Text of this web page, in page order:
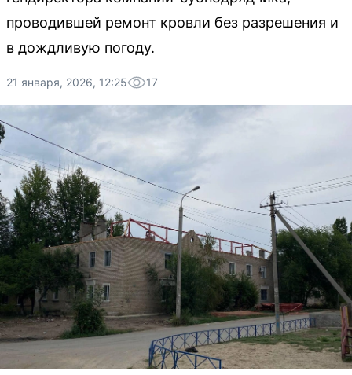
проводившей ремонт кровли без разрешения и
в дождливую погоду.
21 января, 2026, 12:25 17